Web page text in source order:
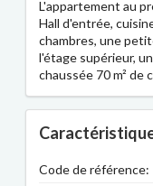
L'appartement au
Hall d'entrée,
chambres, une
l'étage supérieur,
chaussée 70 m² de
Code de référence: